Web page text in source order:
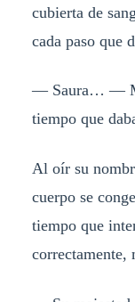
cubierta de
cada paso que
— Saura… —
tiempo que
Al oír su
cuerpo se
tiempo que
correctamente,